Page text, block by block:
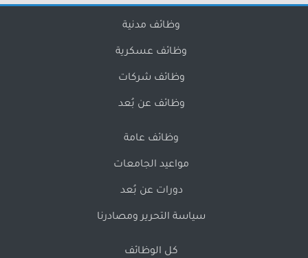
وظائف مدنية
وظائف عسكرية
وظائف شركات
وظائف عن بُعد
وظائف عامة
مواعيد الجامعات
دورات عن بُعد
سياسة التحرير ومصادرنا
كل الوظائف